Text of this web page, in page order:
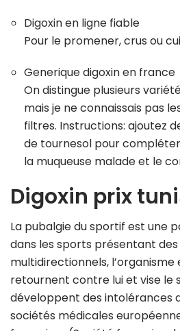
Digoxin en ligne fiable
Pour le promener, crus ou
Generique digoxin en france
On distingue plusieurs
mais je ne connaissais pas
filtres. Instructions: ajoutez
de tournesol pour
la muqueuse malade et le
Digoxin prix
La pubalgie du sportif est une
dans les sports présentant
multidirectionnels, l’organisme
retournent contre lui et vise le
développent des intolérances
sociétés médicales